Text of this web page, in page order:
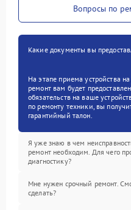
Вопросы по
Какие документы вы
На этапе приема устройства
ремонт вам будет
обязательств на ваше
по ремонту техники, вы
гарантийный талон.
Я уже знаю в чем
ремонт необходим. Для чего
диагностику?
Мне нужен срочный ремонт.
сделать?